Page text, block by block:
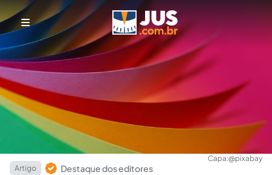
Capa:@pixabay
Artigo
Destaque dos editores